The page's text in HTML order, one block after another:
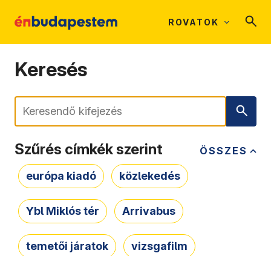
ROVATOK
Keresés
Keresés
ÖSSZES
Szűrés címkék szerint
európa kiadó közlekedés
Ybl Miklós tér Arrivabus
temetői járatok vizsgafilm